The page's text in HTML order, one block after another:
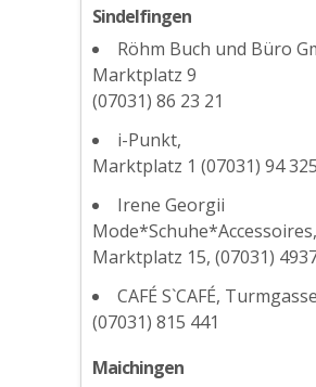
Sindelfingen
Röhm Buch und Büro
Marktplatz 9
(07031) 86 23 21
i-Punkt,
Marktplatz 1 (07031) 94 325
Irene Georgii
Mode*Schuhe*Accessoires,
Marktplatz 15, (07031)
CAFÉ S`CAFÉ,
(07031) 815 441
Maichingen